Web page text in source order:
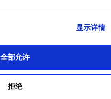
显示详情
全部允许
拒绝